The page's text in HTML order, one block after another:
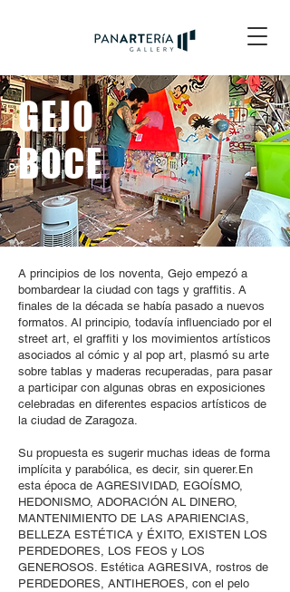
GEJO
BOCE
A principios de los noventa, Gejo empezó a
bombardear la ciudad con tags y graffitis. A
finales de la década se había pasado a nuevos
formatos. Al principio, todavía influenciado por el
street art, el graffiti y los movimientos artísticos
asociados al cómic y al pop art, plasmó su arte
sobre tablas y maderas recuperadas, para pasar
a participar con algunas obras en exposiciones
celebradas en diferentes espacios artísticos de
la ciudad de Zaragoza.
Su propuesta es sugerir muchas ideas de forma
implícita y parabólica, es decir, sin querer.En
esta época de AGRESIVIDAD, EGOÍSMO,
HEDONISMO, ADORACIÓN AL DINERO,
MANTENIMIENTO DE LAS APARIENCIAS,
BELLEZA ESTÉTICA y ÉXITO, EXISTEN LOS
PERDEDORES, LOS FEOS y LOS
GENEROSOS. Estética AGRESIVA, rostros de
PERDEDORES, ANTIHEROES, con el pelo